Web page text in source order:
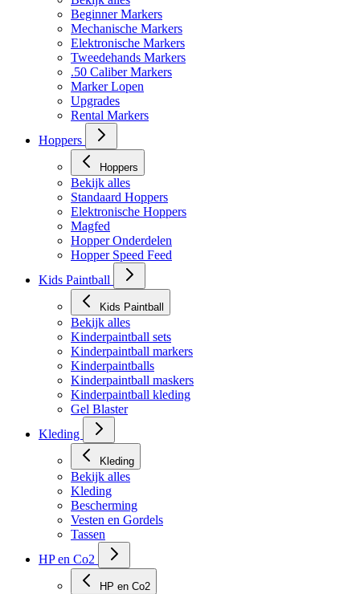
Beginner Markers
Mechanische Markers
Elektronische Markers
Tweedehands Markers
.50 Caliber Markers
Marker Lopen
Upgrades
Rental Markers
Hoppers
Hoppers
Bekijk alles
Standaard Hoppers
Elektronische Hoppers
Magfed
Hopper Onderdelen
Hopper Speed Feed
Kids Paintball
Kids Paintball
Bekijk alles
Kinderpaintball sets
Kinderpaintball markers
Kinderpaintballs
Kinderpaintball maskers
Kinderpaintball kleding
Gel Blaster
Kleding
Kleding
Bekijk alles
Kleding
Bescherming
Vesten en Gordels
Tassen
HP en Co2
HP en Co2